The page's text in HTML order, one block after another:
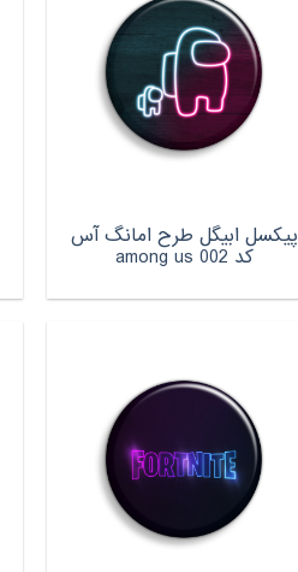
پیکسل ابیگل طرح امانگ آس
کد among us 002